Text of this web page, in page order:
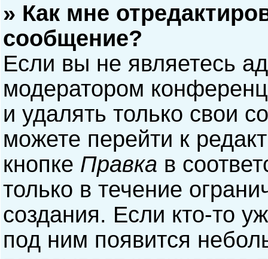
» Как мне
сообщение?
Если вы не являетесь
модератором
и удалять только свои
можете перейти к
кнопке Правка в
только в течение
создания. Если кто-то
под ним появится